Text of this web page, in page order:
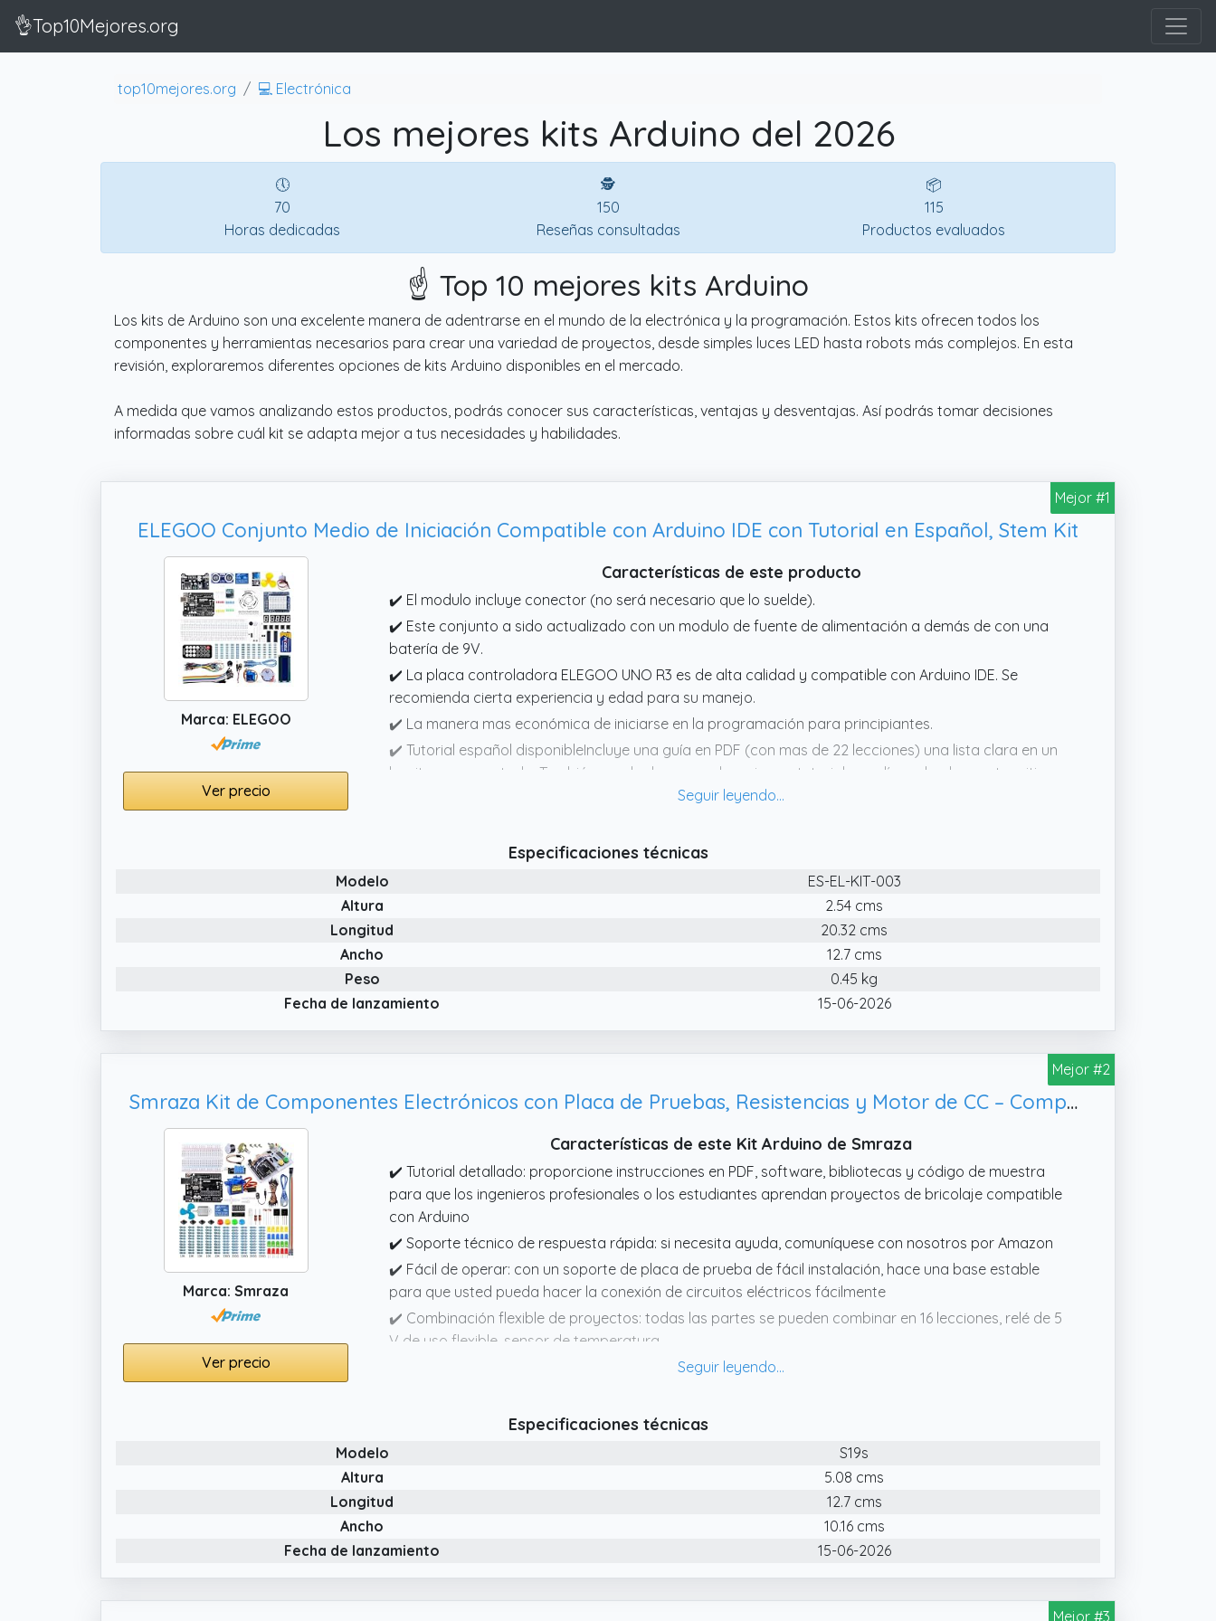
👌Top10Mejores.org
top10mejores.org 💻 Electrónica
Los mejores kits Arduino del 2026
🕔
70
Horas dedicadas
🕵
150
Reseñas consultadas
📦
115
Productos evaluados
☝️ Top 10 mejores kits Arduino
Los kits de Arduino son una excelente manera de adentrarse en el mundo de la electrónica y la programación. Estos kits ofrecen todos los
componentes y herramientas necesarios para crear una variedad de proyectos, desde simples luces LED hasta robots más complejos. En esta
revisión, exploraremos diferentes opciones de kits Arduino disponibles en el mercado.
A medida que vamos analizando estos productos, podrás conocer sus características, ventajas y desventajas. Así podrás tomar decisiones
informadas sobre cuál kit se adapta mejor a tus necesidades y habilidades.
Mejor #1
ELEGOO Conjunto Medio de Iniciación Compatible con Arduino IDE con Tutorial en Español, Stem Kit
Marca: ELEGOO
Ver precio
Características de este producto
✔️ El modulo incluye conector (no será necesario que lo suelde).
✔️ Este conjunto a sido actualizado con un modulo de fuente de alimentación a demás de con una
batería de 9V.
✔️ La placa controladora ELEGOO UNO R3 es de alta calidad y compatible con Arduino IDE. Se
recomienda cierta experiencia y edad para su manejo.
✔️ La manera mas económica de iniciarse en la programación para principiantes.
✔️ Tutorial español disponibleIncluye una guía en PDF (con mas de 22 lecciones) una lista clara en un
bonito empaquetado. También puede descargar los mismos tutoriales en línea desde nuestro sitio
Especificaciones técnicas
Modelo
ES-EL-KIT-003
Altura
2.54 cms
Longitud
20.32 cms
Ancho
12.7 cms
Peso
0.45 kg
Fecha de lanzamiento
15-06-2026
Mejor #2
Smraza Kit de Componentes Electrónicos con Placa de Pruebas, Resistencias y Motor de CC – Compatible con Arduino
Marca: Smraza
Ver precio
Características de este Kit Arduino de Smraza
✔️ Tutorial detallado: proporcione instrucciones en PDF, software, bibliotecas y código de muestra
para que los ingenieros profesionales o los estudiantes aprendan proyectos de bricolaje compatible
con Arduino
✔️ Soporte técnico de respuesta rápida: si necesita ayuda, comuníquese con nosotros por Amazon
✔️ Fácil de operar: con un soporte de placa de prueba de fácil instalación, hace una base estable
para que usted pueda hacer la conexión de circuitos eléctricos fácilmente
✔️ Combinación flexible de proyectos: todas las partes se pueden combinar en 16 lecciones, relé de 5
V de uso flexible, sensor de temperatura.
✔️ Ultimate Starter Kit Compatible con Arduino: incluye componentes de uso común que necesita para
Especificaciones técnicas
Modelo
S19s
Altura
5.08 cms
Longitud
12.7 cms
Ancho
10.16 cms
Fecha de lanzamiento
15-06-2026
Mejor #3